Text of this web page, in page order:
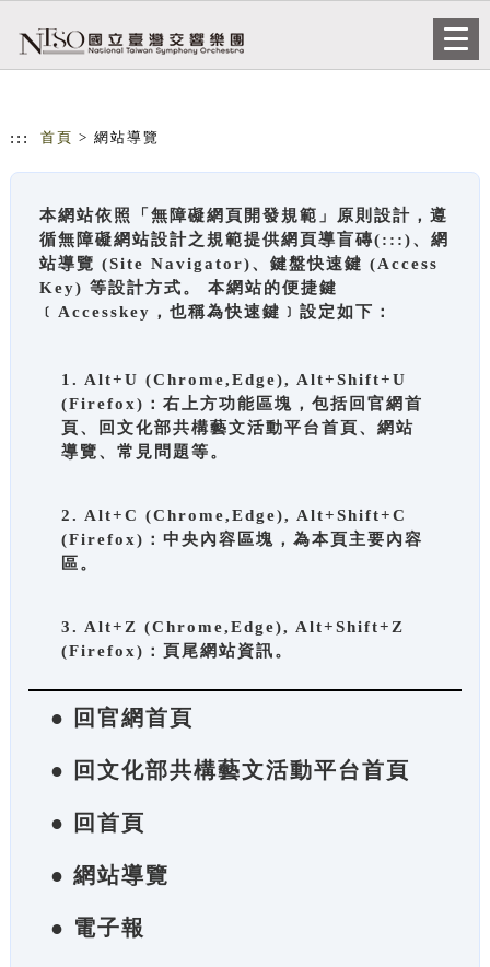
::: 首頁 > 網站導覽
本網站依照「無障礙網頁開發規範」原則設計，遵
循無障礙網站設計之規範提供網頁導盲磚(:::)、網
站導覽 (Site Navigator)、鍵盤快速鍵 (Access
Key) 等設計方式。 本網站的便捷鍵
﹝Accesskey，也稱為快速鍵﹞設定如下：
1. Alt+U (Chrome,Edge), Alt+Shift+U
(Firefox)：右上方功能區塊，包括回官網首
頁、回文化部共構藝文活動平台首頁、網站
導覽、常見問題等。
2. Alt+C (Chrome,Edge), Alt+Shift+C
(Firefox)：中央內容區塊，為本頁主要內容
區。
3. Alt+Z (Chrome,Edge), Alt+Shift+Z
(Firefox)：頁尾網站資訊。
● 回官網首頁
● 回文化部共構藝文活動平台首頁
● 回首頁
● 網站導覽
● 電子報